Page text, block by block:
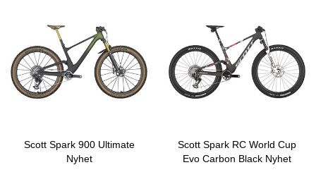
Scott Spark 900 Ultimate
Nyhet
Scott Spark RC World Cup
Evo Carbon Black Nyhet